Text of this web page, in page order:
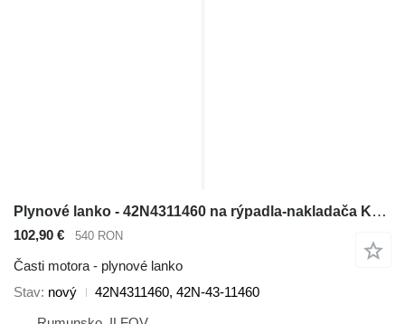
Plynové lanko - 42N4311460 na rýpadla-nakladača Komatsu WB91R, WB93R, WB93S, WB97R, WB97S
102,90 € 540 RON
Časti motora - plynové lanko
Stav nový
42N4311460, 42N-43-11460